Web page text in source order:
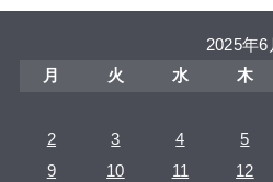
2025年6
月
火 水 木
2
3 4 5
9
10 11 12